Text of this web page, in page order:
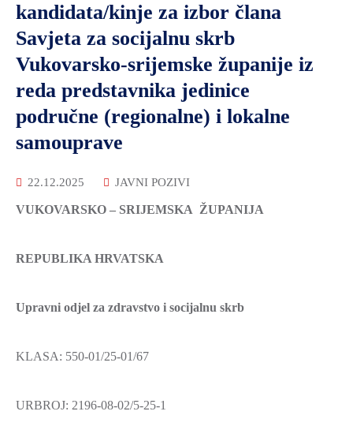
kandidata/kinje za izbor člana
Savjeta za socijalnu skrb
Vukovarsko-srijemske županije iz
reda predstavnika jedinice
područne (regionalne) i lokalne
samouprave
22.12.2025 JAVNI POZIVI
VUKOVARSKO – SRIJEMSKA ŽUPANIJA
REPUBLIKA HRVATSKA
Upravni odjel za zdravstvo i socijalnu skrb
KLASA: 550-01/25-01/67
URBROJ: 2196-08-02/5-25-1